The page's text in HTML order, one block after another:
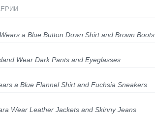
a Blue Button Down Shirt and Brown Boots
Wear Dark Pants and Eyeglasses
a Blue Flannel Shirt and Fuchsia Sneakers
Wear Leather Jackets and Skinny Jeans